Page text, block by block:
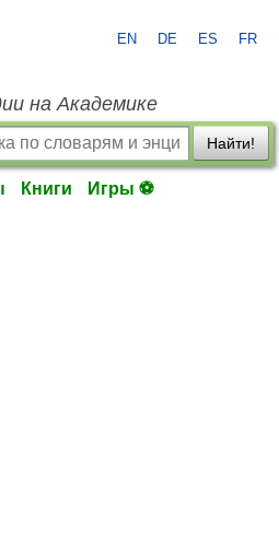
EN DE ES FR
на Академике
Найти!
Книги Игры ⚽